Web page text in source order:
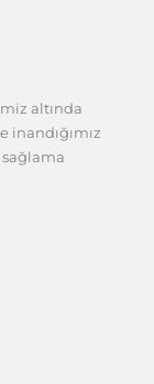
altında
sağlama